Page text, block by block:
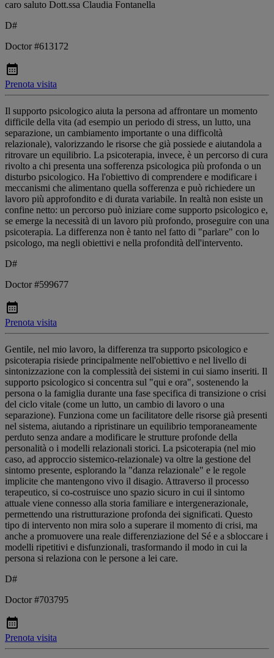
caro saluto Dott.ssa Claudia Fontanella
D#
Doctor #613172
Prenota visita
Il supporto psicologico aiuta la persona ad affrontare un momento
difficile della vita (ad esempio un periodo di stress, un lutto, una
separazione, un cambiamento importante o una difficoltà
relazionale), valorizzando le risorse che già possiede e aiutandola a
ritrovare un equilibrio. La psicoterapia, invece, è un percorso di cura
rivolto a chi presenta una sofferenza psicologica più profonda o un
disturbo psicologico. Ha l'obiettivo di comprendere e modificare i
meccanismi che alimentano quella sofferenza e può richiedere un
lavoro più approfondito e di durata variabile. In realtà non esiste un
confine netto: un percorso può iniziare come supporto psicologico e,
se emerge la necessità di un lavoro più profondo, proseguire con una
psicoterapia. La differenza non è tanto nel fatto di "parlare" con lo
psicologo, ma negli obiettivi e nella profondità dell'intervento.
D#
Doctor #599677
Prenota visita
Gentile, nel mio lavoro, la differenza tra supporto psicologico e
psicoterapia risiede principalmente nell'obiettivo e nel livello di
sintonizzazione con la complessità dei sistemi in cui siamo inseriti. Il
supporto psicologico si concentra sul "qui e ora", sostenendo la
persona o la famiglia durante una fase specifica di transizione o crisi
del ciclo vitale (come un lutto, un cambio di lavoro o una
separazione). Funziona come un facilitatore delle risorse già presenti
nel sistema, aiutando a ripristinare un equilibrio temporaneamente
perduto senza andare a modificare le strutture profonde della
personalità o i modelli relazionali storici. La psicoterapia (nel mio
caso, ad approccio sistemico-relazionale) va oltre la gestione del
sintomo presente, esplorando la "danza relazionale" e le regole
implicite che mantengono vivo il disagio. Attraverso il processo
terapeutico, si co-costruisce uno spazio sicuro in cui il sintomo
attuale viene connesso alla storia familiare e intergenerazionale,
permettendo una ristrutturazione profonda dei significati. Questo
tipo di intervento non mira solo a superare il momento di crisi, ma
anche a promuovere una reale differenziazione del Sé e a sbloccare i
modelli ripetitivi e disfunzionali, trasformando il modo in cui la
persona si relaziona con le persone a lei care.
D#
Doctor #703795
Prenota visita